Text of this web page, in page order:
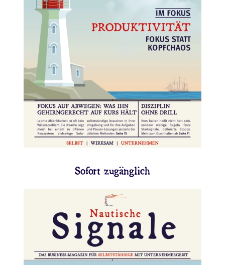
👉 Jetzt abonnieren
Sofort zugänglich